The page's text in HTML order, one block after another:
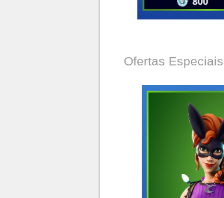
Ofertas Especiais